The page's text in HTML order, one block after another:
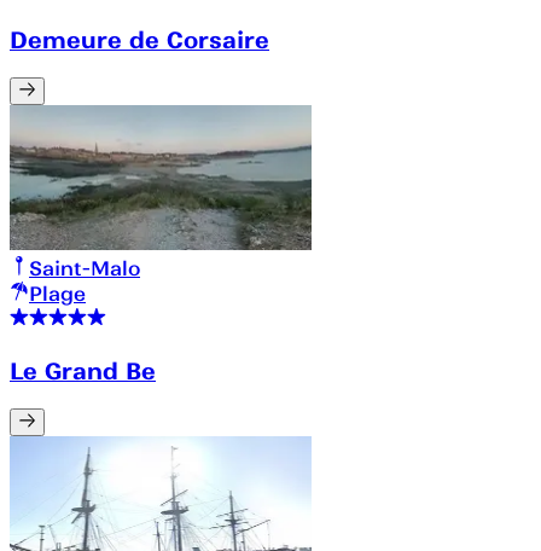
Demeure de Corsaire
Saint-Malo
Plage
Le Grand Be